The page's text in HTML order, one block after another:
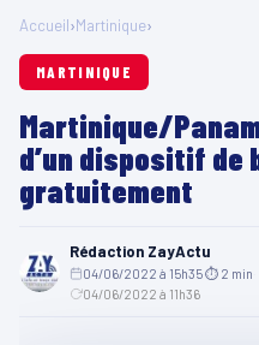
Accueil›Martinique›
MARTINIQUE
Martinique/
d’un dispositif de
gratuitement
Rédaction ZayActu
04/06/2022 à 15h35⏱ 2 min
04/06/2022 à 11h36